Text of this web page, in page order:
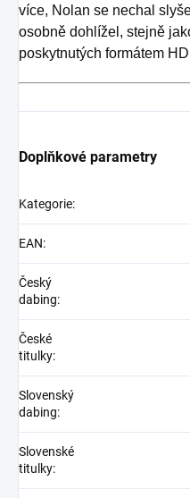
více, Nolan se nechal
osobně dohlížel, stejně
poskytnutých formátem
Doplňkové parametry
Kategorie:
EAN:
Český
dabing:
České
titulky:
Slovenský
dabing:
Slovenské
titulky: